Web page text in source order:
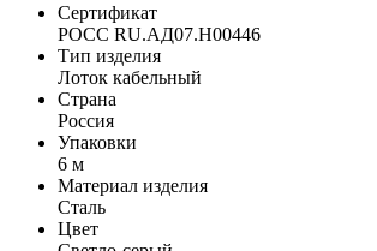
Сертификат
POCC RU.АД07.H00446
Тип изделия
Лоток кабельный
Страна
Россия
Упаковки
6 м
Материал изделия
Сталь
Цвет